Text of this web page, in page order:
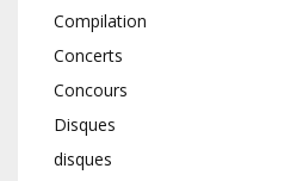
Compilation
Concerts
Concours
Disques
disques